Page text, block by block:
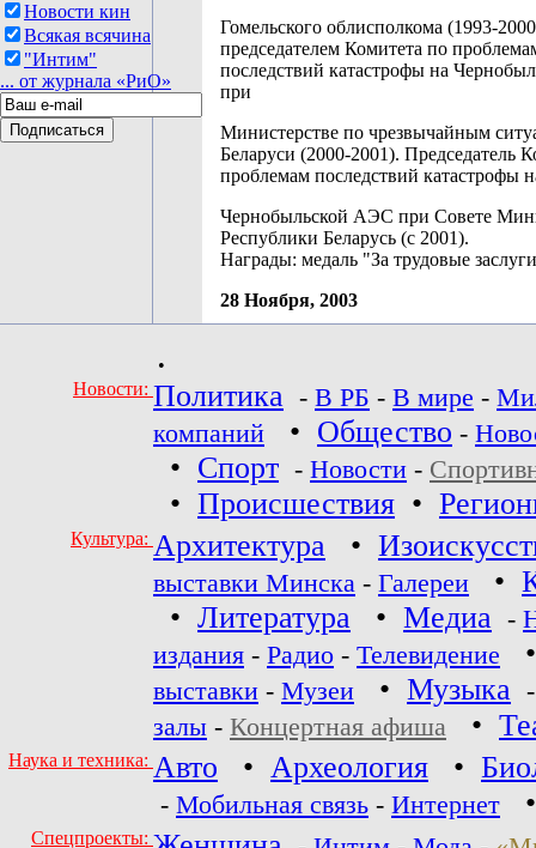
Новости кин
Всякая всячина
"Интим"
... от журнала «РиО»
Гомельского облисполкома (1993-
председателем Комитета по
последствий катастрофы на
при
Министерстве по чрезвычайным
Беларуси (2000-2001). Председатель
проблемам последствий катастрофы
Чернобыльской АЭС при Совете
Республики Беларусь (с 2001).
Награды: медаль "За трудовые
28 Ноября, 2003
•
Новости: Политика - В РБ - В мире -
компаний
• Общество -
• Спорт - Новости -
• Происшествия •
Культура: Архитектура •
выставки Минска - Галереи •
• Литература • Медиа -
издания - Радио - Телевидение
выставки - Музеи • Музыка
залы - Концертная афиша •
Наука и техника: Авто • Археология •
- Мобильная связь - Интернет
Спецпроекты: